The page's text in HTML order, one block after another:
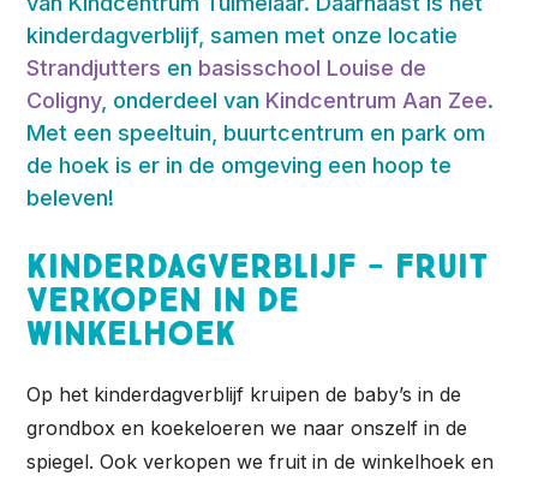
kinderdagverblijf, samen met onze locatie
Strandjutters en basisschool Louise de
Coligny, onderdeel van Kindcentrum Aan Zee.
Met een speeltuin, buurtcentrum en park om
de hoek is er in de omgeving een hoop te
beleven!
Kinderdagverblijf - Fruit
verkopen in de
winkelhoek
Op het kinderdagverblijf kruipen de baby’s in de
grondbox en koekeloeren we naar onszelf in de
spiegel. Ook verkopen we fruit in de winkelhoek en